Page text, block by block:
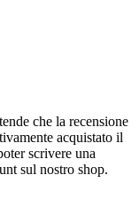
che la recensione
acquistato il
scrivere una
sul nostro shop.